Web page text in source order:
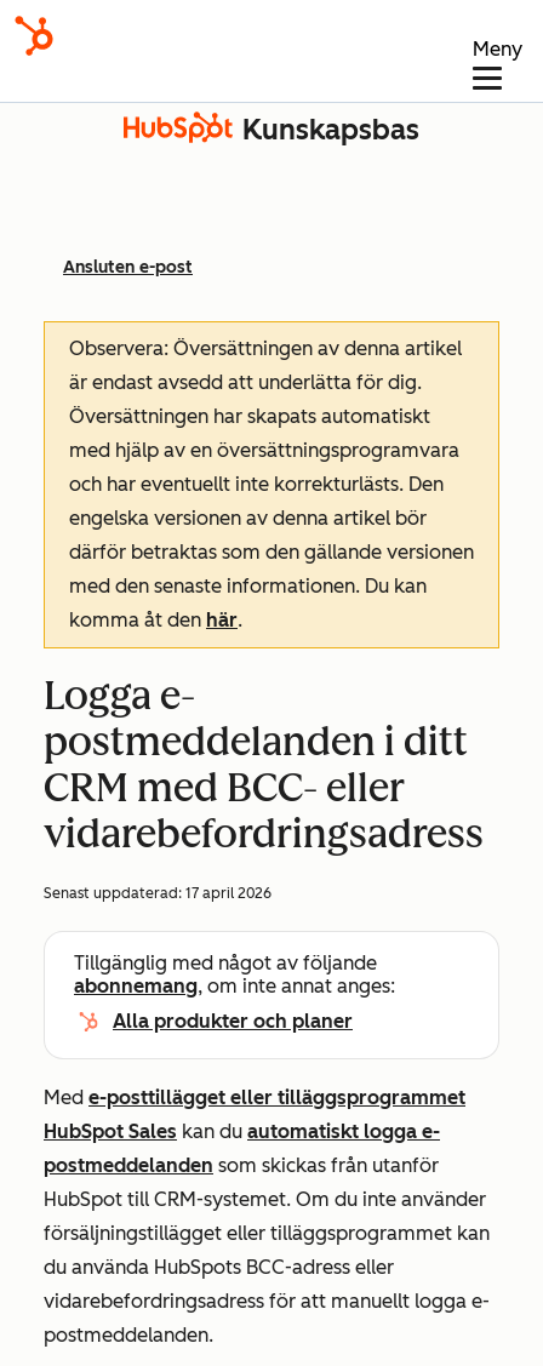
Meny
Kunskapsbas
Ansluten e-post
Observera: Översättningen av denna artikel
är endast avsedd att underlätta för dig.
Översättningen har skapats automatiskt
med hjälp av en översättningsprogramvara
och har eventuellt inte korrekturlästs. Den
engelska versionen av denna artikel bör
därför betraktas som den gällande versionen
med den senaste informationen. Du kan
komma åt den här.
Logga e-
postmeddelanden i ditt
CRM med BCC- eller
vidarebefordringsadress
Senast uppdaterad: 17 april 2026
Tillgänglig med något av följande
abonnemang, om inte annat anges:
Alla produkter och planer
Med e-posttillägget eller tilläggsprogrammet
HubSpot Sales kan du automatiskt logga e-
postmeddelanden som skickas från utanför
HubSpot till CRM-systemet. Om du inte använder
försäljningstillägget eller tilläggsprogrammet kan
du använda HubSpots BCC-adress eller
vidarebefordringsadress för att manuellt logga e-
postmeddelanden.